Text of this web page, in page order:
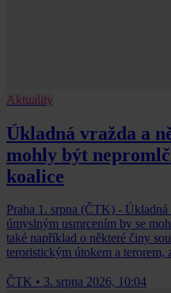
Aktuality
Úkladná vražda a
mohly být
koalice
Praha 1. srpna (ČTK) - Úkladná
úmyslným usmrcením by se
také například o některé činy
teroristickým útokem a terorem,
ČTK • 3. srpna 2026, 10:04